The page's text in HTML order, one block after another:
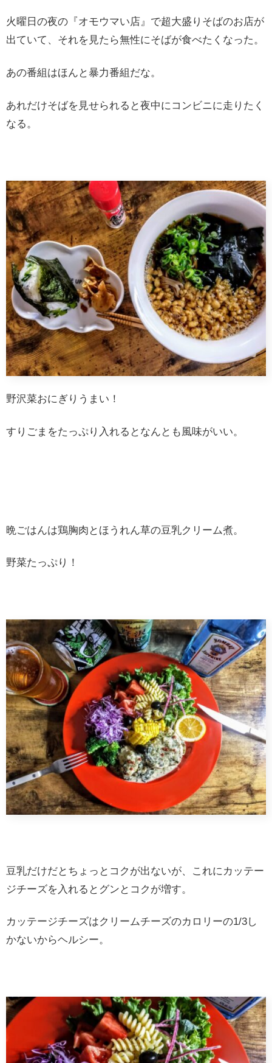
火曜日の夜の『オモウマい店』で超大盛りそばのお店が
出ていて、それを見たら無性にそばが食べたくなった。
あの番組はほんと暴力番組だな。
あれだけそばを見せられると夜中にコンビニに走りたく
なる。
野沢菜おにぎりうまい！
すりごまをたっぷり入れるとなんとも風味がいい。
晩ごはんは鶏胸肉とほうれん草の豆乳クリーム煮。
野菜たっぷり！
豆乳だけだとちょっとコクが出ないが、これにカッテー
ジチーズを入れるとグンとコクが増す。
カッテージチーズはクリームチーズのカロリーの1/3し
かないからヘルシー。